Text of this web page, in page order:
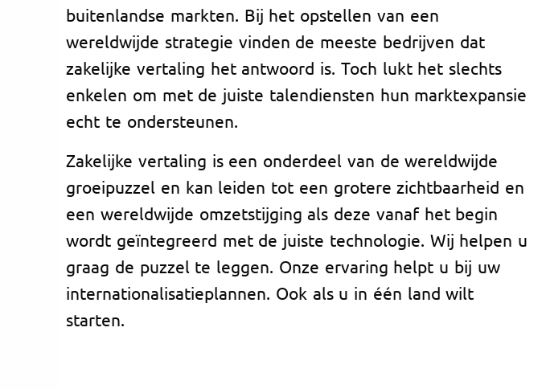
buitenlandse markten. Bij het opstellen van een
wereldwijde strategie vinden de meeste bedrijven dat
zakelijke vertaling het antwoord is. Toch lukt het slechts
enkelen om met de juiste talendiensten hun marktexpansie
echt te ondersteunen.
Zakelijke vertaling is een onderdeel van de wereldwijde
groeipuzzel en kan leiden tot een grotere zichtbaarheid en
een wereldwijde omzetstijging als deze vanaf het begin
wordt geïntegreerd met de juiste technologie. Wij helpen u
graag de puzzel te leggen. Onze ervaring helpt u bij uw
internationalisatieplannen. Ook als u in één land wilt
starten.